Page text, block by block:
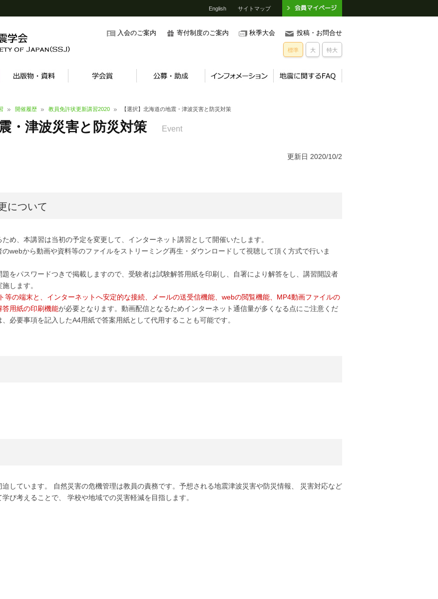
English サイトマップ
投稿・お問合せ
秋季大会
寄付制度のご案内
入会のご案内
標準 大 特大
開催履歴 教員免許状更新講習2020 【選択】北海道の地震・津波災害と防災対策
・津波災害と防災対策 Event
更新日 2020/10/2
について
め、本講習は当初の予定を変更して、インターネット講習として開催いたします。
webから動画や資料等のファイルをストリーミング再生・ダウンロードして視聴して頂く方式で行いま
をパスワードつきで掲載しますので、受験者は試験解答用紙を印刷し、自署により解答をし、講習開設者
します。
等の端末と、インターネットへ安定的な接続、メールの送受信機能、webの閲覧機能、MP4動画ファイルの
答用紙の印刷機能が必要となります。動画配信となるためインターネット通信量が多くなる点にご注意くだ
必要事項を記入したA4用紙で答案用紙として代用することも可能です。
しています。 自然災害の危機管理は教員の責務です。予想される地震津波災害や防災情報、 災害対応など
び考えることで、 学校や地域での災害軽減を目指します。